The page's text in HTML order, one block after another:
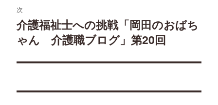
ゲ
ー
シ
ン
稿:
次
次
の
稿:
介護福祉士への挑戦「岡田のおばち
ゃん 介護職ブログ」第20回